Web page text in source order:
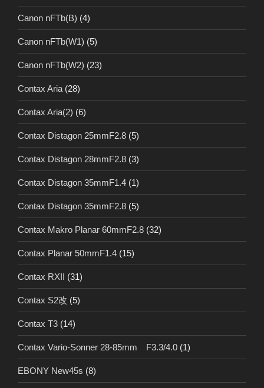
Canon nFTb(B) (4)
Canon nFTb(W1) (5)
Canon nFTb(W2) (23)
Contax Aria (28)
Contax Aria(2) (6)
Contax Distagon 25mmF2.8 (5)
Contax Distagon 28mmF2.8 (3)
Contax Distagon 35mmF1.4 (1)
Contax Distagon 35mmF2.8 (5)
Contax Makro Planar 60mmF2.8 (32)
Contax Planar 50mmF1.4 (15)
Contax RXII (31)
Contax S2改 (5)
Contax T3 (14)
Contax Vario-Sonner 28-85mm F3.3/4.0 (1)
EBONY New45s (8)